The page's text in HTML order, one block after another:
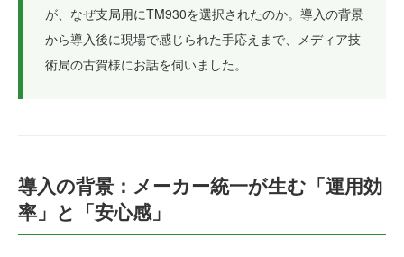
が、なぜ支局用にTM930を選択されたのか。導入の背景
から導入後に現場で感じられた手応えまで、メディア技
術局の古賀様にお話を伺いました。
導入の背景：メーカー統一が生む「運用効
率」と「安心感」